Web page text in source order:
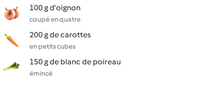
100 g d'oignon
coupé en quatre
200 g de carottes
en petits cubes
150 g de blanc de poireau
émincé